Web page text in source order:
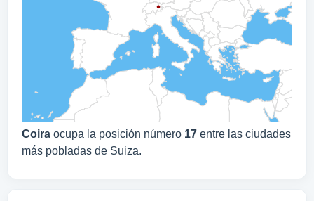
Coira ocupa la posición número 17 entre las ciudades
más pobladas de Suiza.